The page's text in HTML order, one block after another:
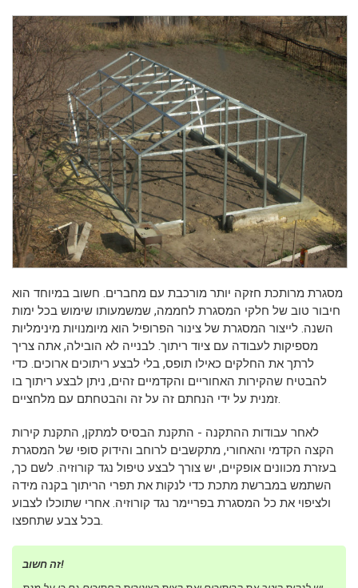
מסגרת מרותכת חזקה יותר מורכבת עם מחברים. חשוב במיוחד הוא
חיבור טוב של חלקי המסגרת לחממה, שמשמעותו שימוש בכל ימות
השנה. לייצור המסגרת של צינור הפרופיל הוא מיומנויות מינימליות
מספיקות לעבודה עם ציוד ריתוך. לבנייה לא הובילה, אתה צריך
לרתך את החלקים כאילו תופס, בלי לבצע ריתוכים ארוכים. כדי
להבטיח שהקירות האחוריים והקדמיים זהים, ניתן לבצע ריתוך בו
זמנית על ידי הנחתם זה על זה והבטחתם עם מלחציים.
לאחר עבודות ההתקנה - התקנת הבסיס למתקן, התקנת קירות
הקצה הקדמי והאחורי, מתקשבים לרוחב והידוק סופי של המסגרת
בעזרת מכוונים אופקיים, יש צורך לבצע טיפול נגד קורוזיה. לשם כך,
השתמש במברשת מתכת כדי לנקות את תפרי הריתוך בקנה מידה
ולציפוי את כל המסגרת בפריימר נגד קורוזיה. אחרי שתוכלו לצבוע
בכל צבע שתחפצו.
זה חשוב!